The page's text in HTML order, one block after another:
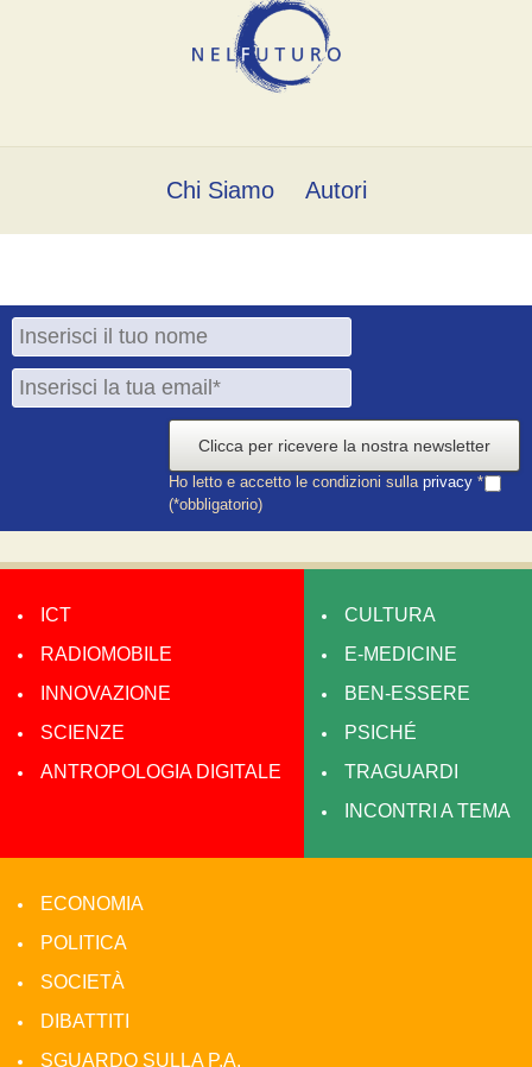
Chi Siamo Autori
Clicca per ricevere la nostra newsletter
Ho letto e accetto le condizioni sulla privacy *
(*obbligatorio)
ICT
RADIOMOBILE
INNOVAZIONE
SCIENZE
ANTROPOLOGIA DIGITALE
CULTURA
E-MEDICINE
BEN-ESSERE
PSICHÉ
TRAGUARDI
INCONTRI A TEMA
ECONOMIA
POLITICA
SOCIETÀ
DIBATTITI
SGUARDO SULLA P.A.